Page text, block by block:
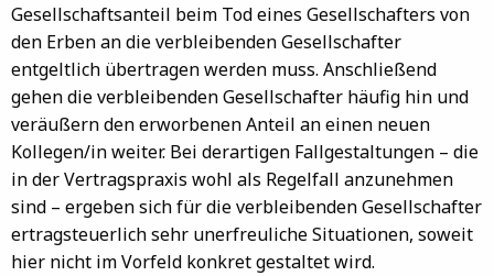
Gesellschaftsanteil beim Tod eines Gesellschafters von
den Erben an die verbleibenden Gesellschafter
entgeltlich übertragen werden muss. Anschließend
gehen die verbleibenden Gesellschafter häufig hin und
veräußern den erworbenen Anteil an einen neuen
Kollegen/in weiter. Bei derartigen Fallgestaltungen – die
in der Vertragspraxis wohl als Regelfall anzunehmen
sind – ergeben sich für die verbleibenden Gesellschafter
ertragsteuerlich sehr unerfreuliche Situationen, soweit
hier nicht im Vorfeld konkret gestaltet wird.